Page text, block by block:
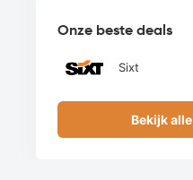
Onze beste deals
Sixt
Bekijk